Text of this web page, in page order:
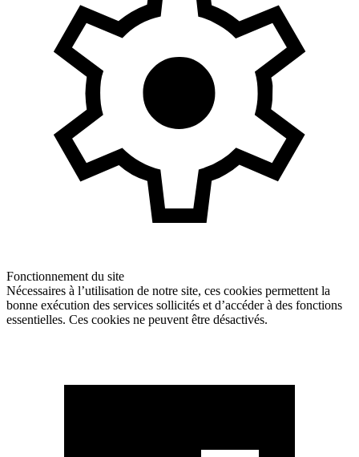
Fonctionnement du site
Nécessaires à l’utilisation de notre site, ces cookies permettent la
bonne exécution des services sollicités et d’accéder à des fonctions
essentielles. Ces cookies ne peuvent être désactivés.